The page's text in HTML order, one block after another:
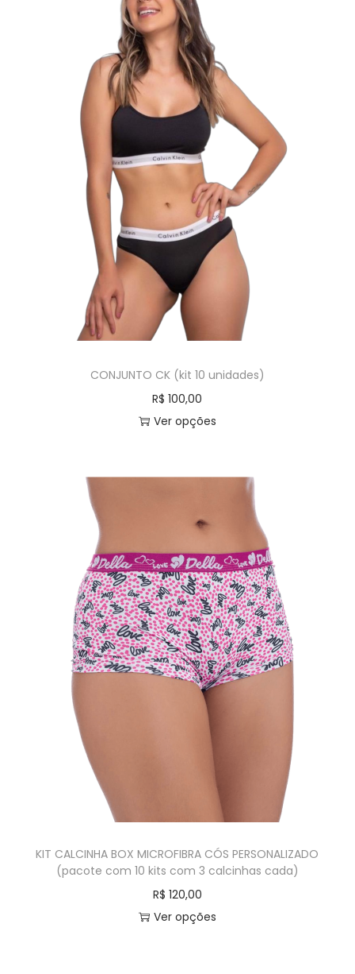
CONJUNTO CK (kit 10 unidades)
R$ 100,00
Ver opções
KIT CALCINHA BOX MICROFIBRA CÓS PERSONALIZADO
(pacote com 10 kits com 3 calcinhas cada)
R$ 120,00
Ver opções